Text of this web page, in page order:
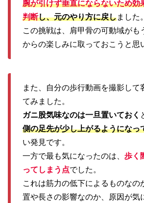
腕が引けず垂直にならないため効
判断し、元のやり方に戻しました。
この挑戦は、肩甲骨の可動域がも
からの楽しみに取っておこうと思
また、自分の歩行動画を撮影して
てみました。
ガニ股気味なのは一旦置いておく
側の足先が少し上がるようになっ
い発見です。
一方で最も気になったのは、 歩く
ってしまう点でした。
これは筋力の低下によるものなの
置や長さの影響なのか、原因が気